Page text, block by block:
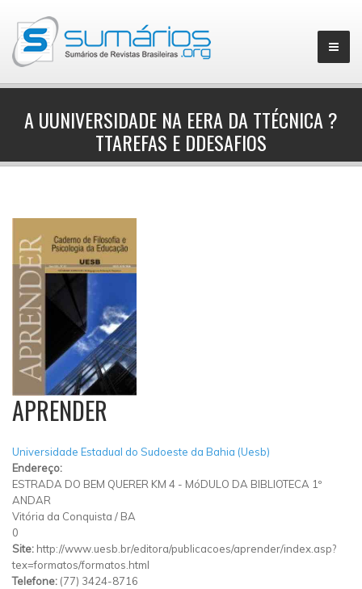
A UUNIVERSIDADE NA EERA DA TTÉCNICA ?
TTAREFAS E DDESAFIOS
APRENDER
Universidade Estadual do Sudoeste da Bahia (Uesb)
Endereço:
ESTRADA DO BEM QUERER KM 4 - MóDULO DA BIBLIOTECA 1º
ANDAR
Vitória da Conquista / BA
0
Site: http://www.uesb.br/editora/publicacoes/aprender/index.asp?
tex=formatos/formatos.html
Telefone: (77) 3424-8716